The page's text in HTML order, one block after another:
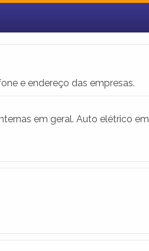
e endereço das empresas.
em geral. Auto elétrico em